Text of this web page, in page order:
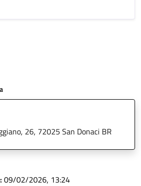
26, 72025 San Donaci BR
09/02/2026, 13:24